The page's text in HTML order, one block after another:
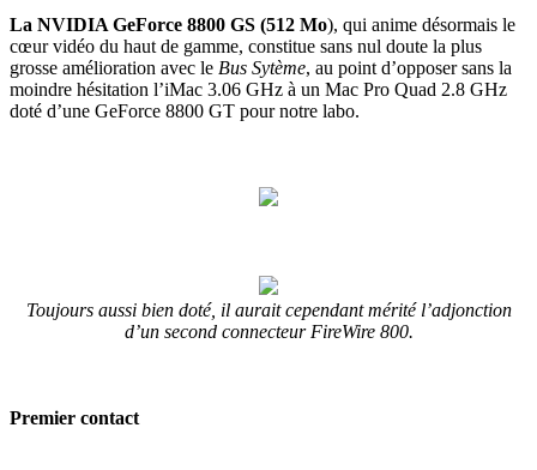
La NVIDIA GeForce 8800 GS (512 Mo), qui anime désormais le
cœur vidéo du haut de gamme, constitue sans nul doute la plus
grosse amélioration avec le Bus Sytème, au point d’opposer sans la
moindre hésitation l’iMac 3.06 GHz à un Mac Pro Quad 2.8 GHz
doté d’une GeForce 8800 GT pour notre labo.
Toujours aussi bien doté, il aurait cependant mérité l’adjonction
d’un second connecteur FireWire 800.
Premier contact